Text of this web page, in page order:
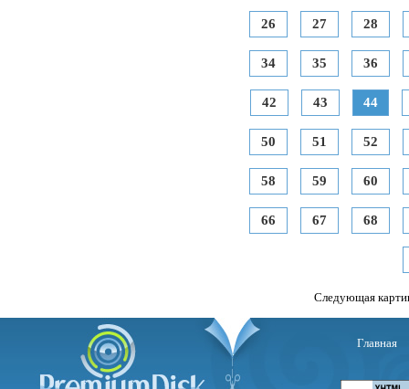
26 27 28
34 35 36
42 43 44
50 51 52
58 59 60
66 67 68
Следующая
Главная